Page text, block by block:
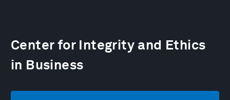
Center for Integrity and Ethics
in Business